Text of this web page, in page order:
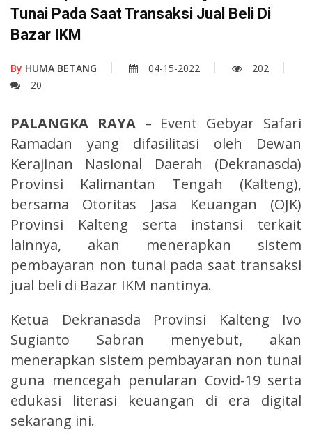
Tunai Pada Saat Transaksi Jual Beli Di
Bazar IKM
By HUMA BETANG 04-15-2022
202
20
PALANGKA RAYA – Event Gebyar Safari
Ramadan yang difasilitasi oleh Dewan
Kerajinan Nasional Daerah (Dekranasda)
Provinsi Kalimantan Tengah (Kalteng),
bersama Otoritas Jasa Keuangan (OJK)
Provinsi Kalteng serta instansi terkait
lainnya, akan menerapkan sistem
pembayaran non tunai pada saat transaksi
jual beli di Bazar IKM nantinya.
Ketua Dekranasda Provinsi Kalteng Ivo
Sugianto Sabran menyebut, akan
menerapkan sistem pembayaran non tunai
guna mencegah penularan Covid-19 serta
edukasi literasi keuangan di era digital
sekarang ini.